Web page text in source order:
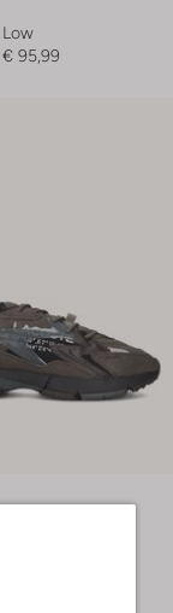
€ 95,99